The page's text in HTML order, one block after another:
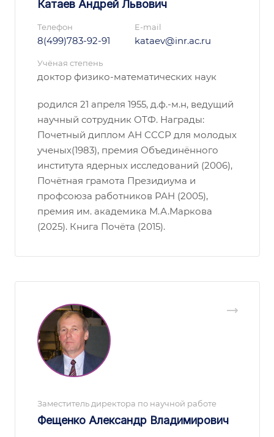
Катаев Андрей Львович
Телефон
8(499)783-92-91
E-mail
kataev@inr.ac.ru
Учёная степень
доктор физико-математических наук
родился 21 апреля 1955, д.ф.-м.н, ведущий
научный сотрудник ОТФ. Награды:
Почетный диплом АН СССР для молодых
ученых(1983), премия Объединённого
института ядерных исследований (2006),
Почётная грамота Президиума и
профсоюза работников РАН (2005),
премия им. академика М.А.Маркова
(2025). Книга Почёта (2015).
Заместитель директора по научной работе
Фещенко Александр Владимирович